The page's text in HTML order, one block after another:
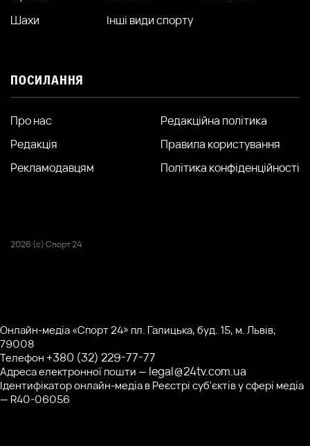
Шахи
Інші види спорту
ПОСИЛАННЯ
Про нас
Редакція
Рекламодавцям
Редакційна політика
Правила користування
Політика конфіденційності
2026 (с) Спорт 24
Онлайн-медіа «Спорт 24» пл. Галицька, буд. 15, м. Львів,
79008
Телефон +380 (32) 229-77-77
Адреса електронної пошти — legal@24tv.com.ua
Ідентифікатор онлайн-медіа в Реєстрі суб'єктів у сфері медіа
— R40-06056